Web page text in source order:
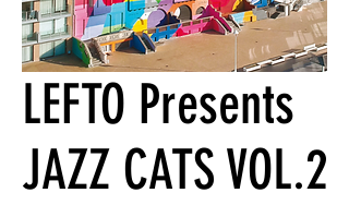
LEFTO Presents
JAZZ CATS VOL.2